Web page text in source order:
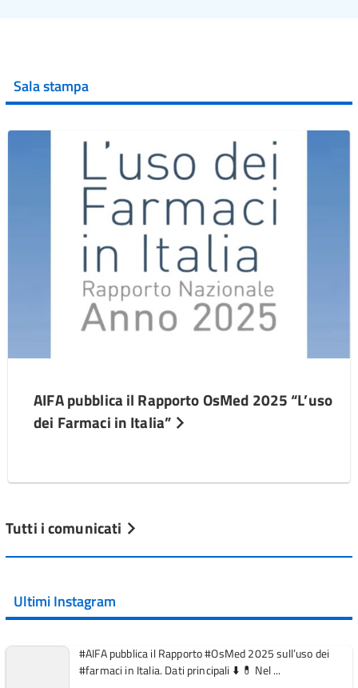
Sala stampa
AIFA pubblica il Rapporto OsMed 2025 “L’uso
dei Farmaci in Italia”
Tutti i comunicati
Ultimi Instagram
#AIFA pubblica il Rapporto #OsMed 2025 sull’uso dei
#farmaci in Italia. Dati principali ⬇️ 💊 Nel ...